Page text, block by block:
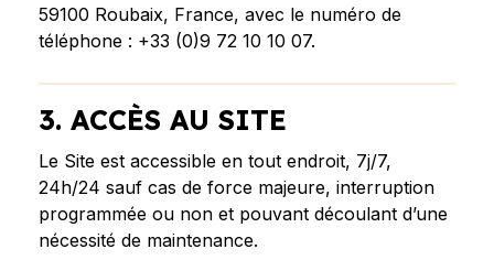
59100 Roubaix, France, avec le numéro de
téléphone : +33 (0)9 72 10 10 07.
3. ACCÈS AU SITE
Le Site est accessible en tout endroit, 7j/7,
24h/24 sauf cas de force majeure, interruption
programmée ou non et pouvant découlant d’une
nécessité de maintenance.